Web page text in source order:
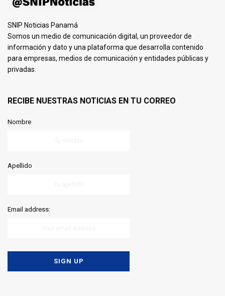
SNIP Noticias Panamá
Somos un medio de comunicación digital, un proveedor de
información y dato y una plataforma que desarrolla contenido
para empresas, medios de comunicación y entidades públicas y
privadas.
RECIBE NUESTRAS NOTICIAS EN TU CORREO
Nombre
Apellido
Email address: